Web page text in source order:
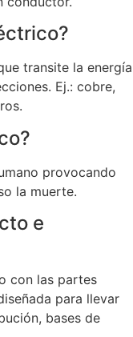
transite la energía
Ej.: cobre,
provocando
la muerte.
e
con las partes
para llevar
bases de